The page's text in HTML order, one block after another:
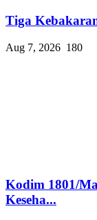
Tiga
Aug 7, 2026 180
Kodim 1801/
Keseha...